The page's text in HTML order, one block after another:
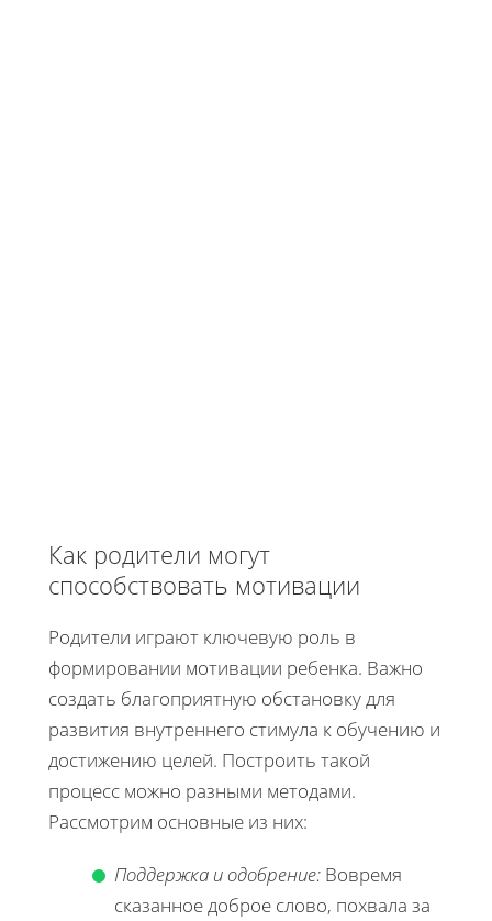
Как родители могут
способствовать мотивации
Родители играют ключевую роль в
формировании мотивации ребенка. Важно
создать благоприятную обстановку для
развития внутреннего стимула к обучению и
достижению целей. Построить такой
процесс можно разными методами.
Рассмотрим основные из них:
Поддержка и одобрение: Вовремя
сказанное доброе слово, похвала за